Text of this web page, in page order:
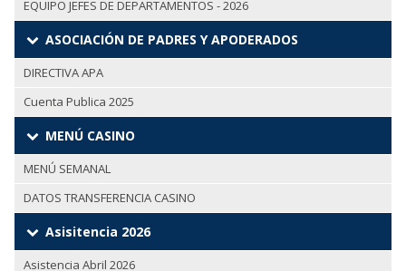
EQUIPO JEFES DE DEPARTAMENTOS - 2026
ASOCIACIÓN DE PADRES Y APODERADOS
DIRECTIVA APA
Cuenta Publica 2025
MENÚ CASINO
MENÚ SEMANAL
DATOS TRANSFERENCIA CASINO
Asisitencia 2026
Asistencia Abril 2026